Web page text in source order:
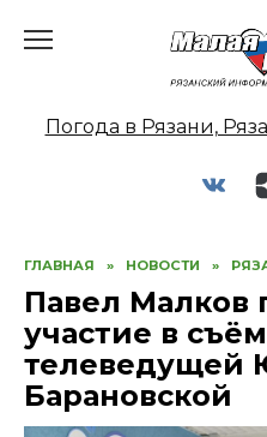
Погода в Рязани,
ГЛАВНАЯ » НОВОСТИ »
Павел Малков
участие в
телеведущей
Барановской